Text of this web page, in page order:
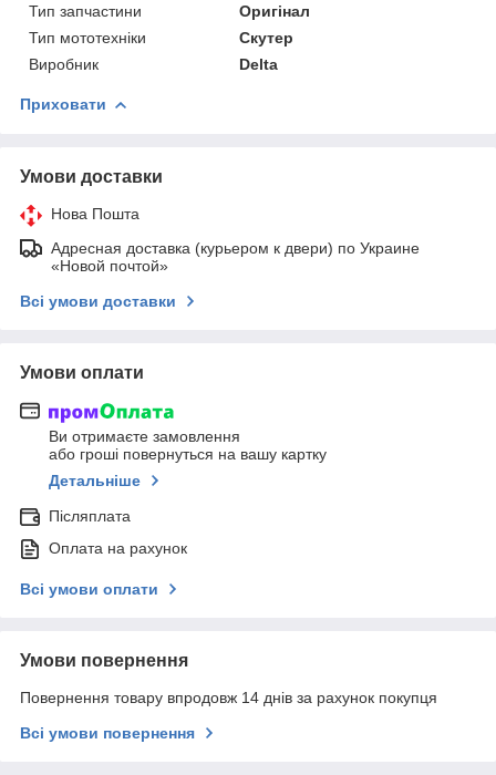
Тип запчастини
Оригінал
Тип мототехніки
Скутер
Виробник
Delta
Приховати
Умови доставки
Нова Пошта
Адресная доставка (курьером к двери) по Украине
«Новой почтой»
Всі умови доставки
Умови оплати
Ви отримаєте замовлення
або гроші повернуться на вашу картку
Детальніше
Післяплата
Оплата на рахунок
Всі умови оплати
Умови повернення
Повернення товару впродовж 14 днів за рахунок покупця
Всі умови повернення